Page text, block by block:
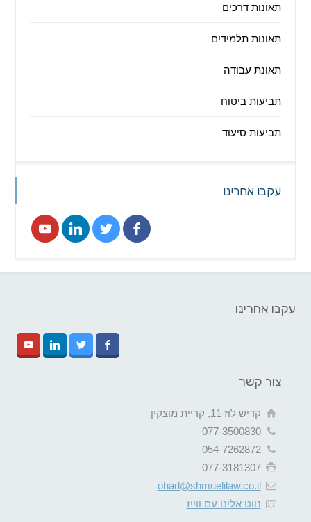
תאונות דרכים
תאונות תלמידים
תאונת עבודה
תביעות ביטוח
תביעות סיעוד
עקבו אחרינו
עקבו אחרינו
צור קשר
קדיש לוז 11, קריית מוצקין
077-3500830
054-7262872
077-3181307
ohad@shmuelilaw.co.il
נווט אלינו עם ווייז